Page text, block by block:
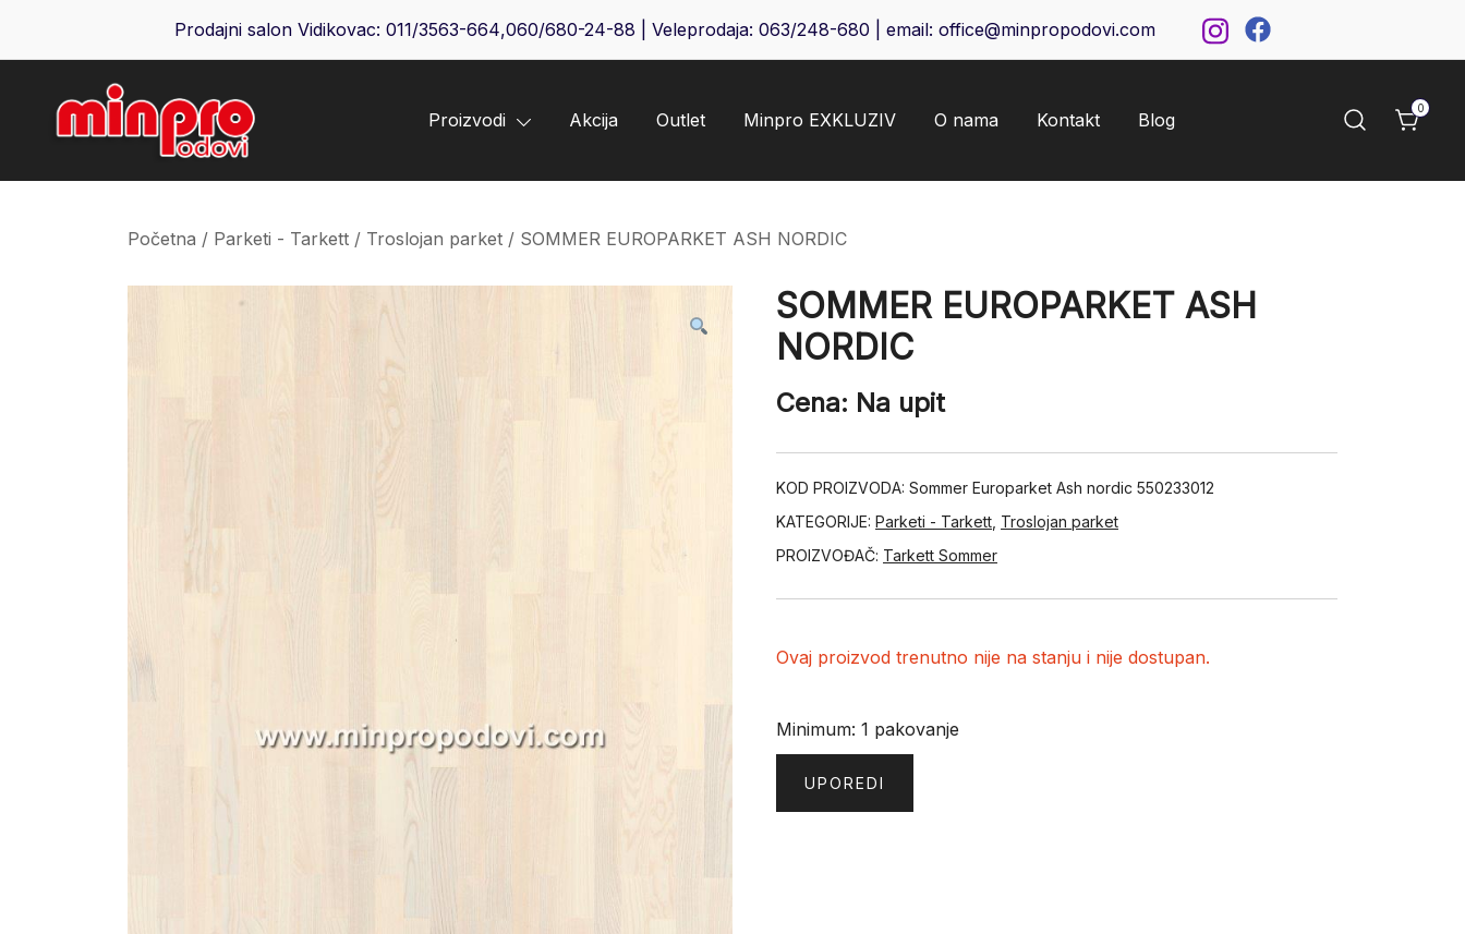
Prodajni salon Vidikovac: 011/3563-664,060/680-24-88 | Veleprodaja: 063/248-680 | email: office@minpropodovi.com
Minpro podovi
Proizvodi Akcija Outlet Minpro EXKLUZIV O nama Kontakt Blog
0
Početna / Parketi - Tarkett / Troslojan parket / SOMMER EUROPARKET ASH NORDIC
SOMMER EUROPARKET ASH
NORDIC
Cena: Na upit
KOD PROIZVODA: Sommer Europarket Ash nordic 550233012
KATEGORIJE: Parketi - Tarkett Troslojan parket
PROIZVOĐAČ: Tarkett Sommer
Ovaj proizvod trenutno nije na stanju i nije dostupan.
Minimum: 1 pakovanje
UPOREDI